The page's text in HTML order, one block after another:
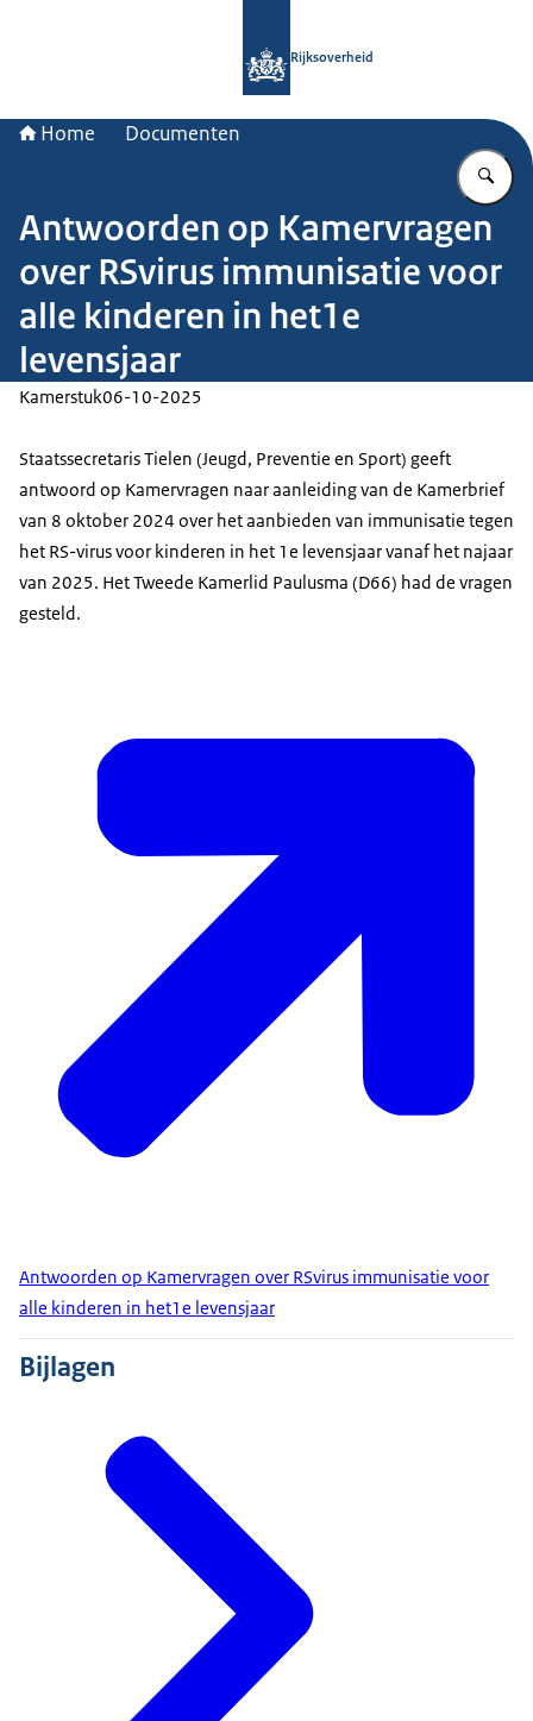
Rijksoverheid
Home Documenten
Antwoorden op Kamervragen
over RSvirus immunisatie voor
alle kinderen in het1e
levensjaar
Kamerstuk06-10-2025
Staatssecretaris Tielen (Jeugd, Preventie en Sport) geeft
antwoord op Kamervragen naar aanleiding van de Kamerbrief
van 8 oktober 2024 over het aanbieden van immunisatie tegen
het RS-virus voor kinderen in het 1e levensjaar vanaf het najaar
van 2025. Het Tweede Kamerlid Paulusma (D66) had de vragen
gesteld.
Antwoorden op Kamervragen over RSvirus immunisatie voor
alle kinderen in het1e levensjaar
Bijlagen